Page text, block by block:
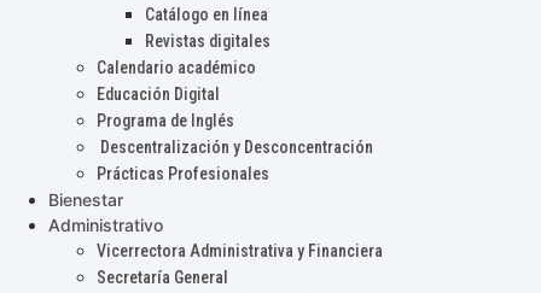
Catálogo en línea
Revistas digitales
Calendario académico
Educación Digital
Programa de Inglés
Descentralización y Desconcentración
Prácticas Profesionales
Bienestar
Administrativo
Vicerrectora Administrativa y Financiera
Secretaría General